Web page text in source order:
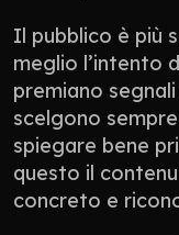
Il pubblico è più
meglio l’intento
premiano
scelgono
spiegare bene
questo il
concreto e